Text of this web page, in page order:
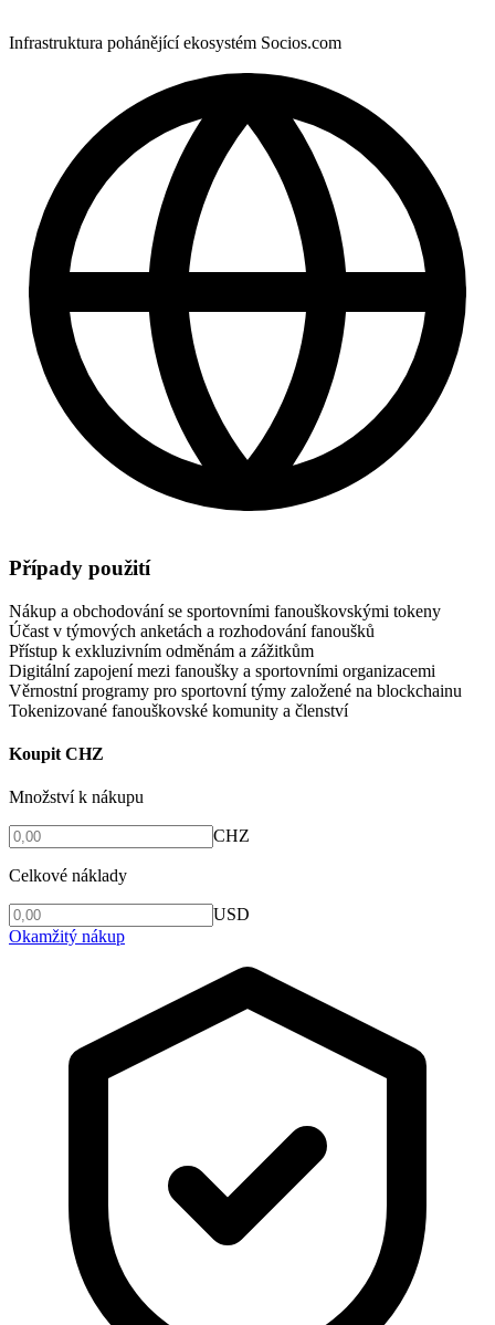
Infrastruktura pohánějící ekosystém Socios.com
Případy použití
Nákup a obchodování se sportovními fanouškovskými tokeny
Účast v týmových anketách a rozhodování fanoušků
Přístup k exkluzivním odměnám a zážitkům
Digitální zapojení mezi fanoušky a sportovními organizacemi
Věrnostní programy pro sportovní týmy založené na blockchainu
Tokenizované fanouškovské komunity a členství
Koupit CHZ
Množství k nákupu
CHZ
Celkové náklady
USD
Okamžitý nákup